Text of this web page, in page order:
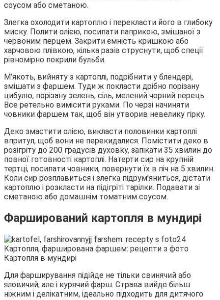
соусом або сметаною.
Злегка охолодити картоплю і перекласти його в глибоку
миску. Полити олією, посипати паприкою, змішаної з
червоним перцем. Закрити ємність кришкою або
харчовою плівкою, кілька разів струснути, щоб спеції
рівномірно покрили бульби.
М’якоть, вийняту з картоплі, подрібнити у блендері,
змішати з фаршем. Туди ж покласти дрібно порізану
цибулю, порізану зелень, сіль, мелений чорний перець.
Все ретельно вимісити руками. По черзі начиняти
човники фаршем так, щоб він утворив невелику гірку.
Деко змастити олією, викласти половинки картоплі
впритул, щоб вони не перекидалися. Помістити деко в
розігріту до 200 градусів духовку, запікати 35 хвилин до
повної готовності картоплі. Натерти сир на крупній
тертці, посипати човники, повернути їх в піч на 5 хвилин.
Коли сир розплавиться і злегка підрум’яниться, дістати
картоплю і розкласти на підігріті тарілки. Подавати зі
сметаною або домашнім томатним соусом.
Фарширований картопля в мундирі
Картопля в мундирі
Для фарширування підійде не тільки свинячий або
яловичий, але і курячий фарш. Страва вийде більш
ніжним і делікатним, ідеально підходить для дитячого